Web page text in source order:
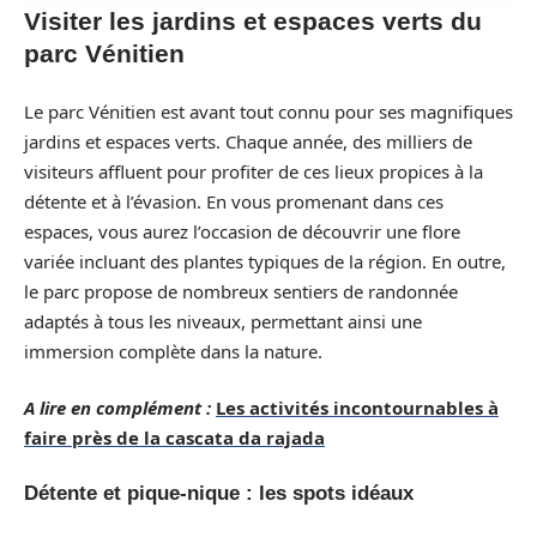
Visiter les jardins et espaces verts du
parc Vénitien
Le parc Vénitien est avant tout connu pour ses magnifiques
jardins et espaces verts. Chaque année, des milliers de
visiteurs affluent pour profiter de ces lieux propices à la
détente et à l’évasion. En vous promenant dans ces
espaces, vous aurez l’occasion de découvrir une flore
variée incluant des plantes typiques de la région. En outre,
le parc propose de nombreux sentiers de randonnée
adaptés à tous les niveaux, permettant ainsi une
immersion complète dans la nature.
A lire en complément : Les activités incontournables à
faire près de la cascata da rajada
Détente et pique-nique : les spots idéaux